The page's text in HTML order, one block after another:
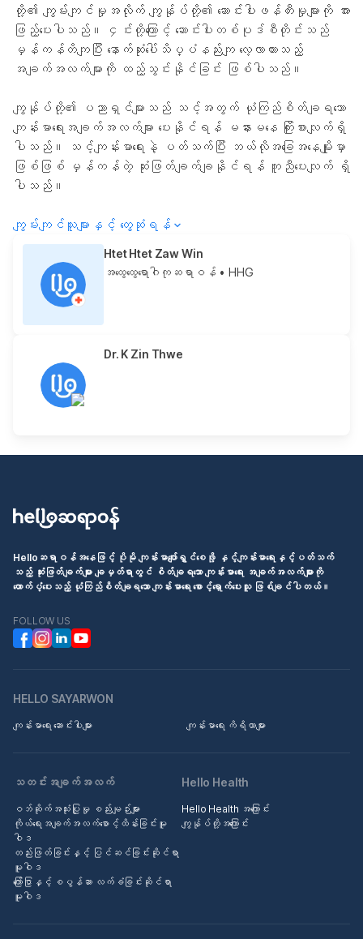
တို့၏ ကျွမ်းကျင်မှုအလိုက် ကျွန်ုပ်တို့၏ ဆောင်းပါးဖန်တီးမှုများကို အား
ဖြည့်ပေးပါသည်။ ၄င်းတို့ကြောင့် ဆောင်းပါးတစ်ပုဒ်စီတိုင်းသည်
မှန်ကန်တိကျပြီး နောက်ဆုံးပေါ်သိပ္ပံနည်းကျ လေ့လာထားသည့်
အချက်အလက်များကို ထည့်သွင်းနိုင်ခြင်း ဖြစ်ပါသည်။
ကျွန်ုပ်တို့၏ ပညာရှင်များသည် သင့်အတွက် ယုံကြည်စိတ်ချရသော
ကျန်းမာရေးအချက်အလက်များ ပေးနိုင်ရန် မနားမနေ ကြိုးစားလျက်ရှိ
ပါသည်။ သင့်ကျန်းမာရေးနဲ့ ပတ်သက်ပြီး ဘယ်လိုအခြေအနေမျိုးမှာ
ဖြစ်ဖြစ် မှန်ကန်တဲ့ ဆုံးဖြတ်ချက်ချနိုင်ရန် ကူညီပေးလျက် ရှိ
ပါသည်။
ကျွမ်းကျင်သူများနှင့် တွေ့ဆုံရန်
Htet Htet Zaw Win
အထွေထွေရောဂါကုဆရာဝန် • HHG
Dr. K Zin Thwe
Helloဆရာဝန်အနေဖြင့် ပိုမို ကျန်းမာပျော်ရွှင်စေဖို့ နှင့်ကျန်းမာရေးနှင့်ပတ်သက်
သည့် ဆုံးဖြတ်ချက်များ ချမှတ်ရာတွင် စိတ်ချရသော ကျန်းမာရေး အချက်အလက်များကို
ထောက်ပံ့ပေးသည့် ယုံကြည်စိတ်ချရသော ကျန်းမာရေး စောင့်ရှောက်ပေးသူ ဖြစ်ချင်ပါတယ်။
FOLLOW US
HELLO SAYARWON
ကျန်းမာရေး ဆောင်းပါးများ ကျန်းမာရေး ကိရိယာများ
သတင်းအချက်အလက်
ဝဘ်ဆိုက်အသုံးပြုမှု စည်းမျဉ်းများ
ကိုယ်ရေးအချက်အလက်စောင့်ထိန်းခြင်းမူ
ဝါဒ
တည်းဖြတ်ခြင်းနှင့် ပြင်ဆင်ခြင်းဆိုင်ရာ
မူဝါဒ
ကြော်ငြာနှင့် စပွန်ဆာ လက်ခံခြင်းဆိုင်ရာ
မူဝါဒ
Hello Health
Hello Health အကြောင်း
ကျွန်ုပ်တို့အကြောင်း